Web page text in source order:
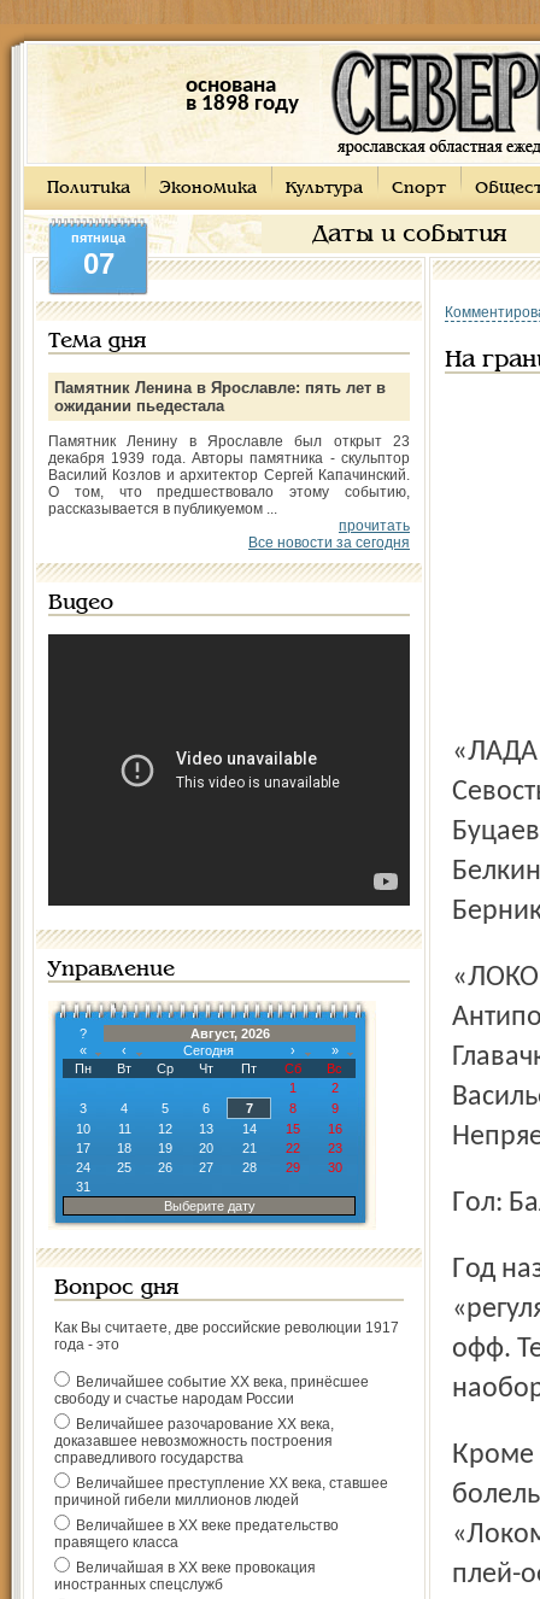
основана
в 1898 году
Политика Экономика Культура Спорт
Даты и события
пятница
07
Тема дня
Памятник Ленина в Ярославле: пять лет в
ожидании пьедестала
Памятник Ленину в Ярославле был открыт 23
декабря 1939 года. Авторы памятника - скульптор
Василий Козлов и архитектор Сергей Капачинский.
О том, что предшествовало этому событию,
рассказывается в публикуемом ...
прочитать
Все новости за сегодня
Видео
Управление
?
Август, 2026
«
‹ Сегодня ›
»
Пн
Вт Ср Чт Пт Сб
Вс
1
2
3
4 5 6 7 8
9
10
11 12 13 14 15
16
17
18 19 20 21 22
23
24
25 26 27 28 29
30
31
Выберите дату
Вопрос дня
Как Вы считаете, две российские революции 1917
года - это
Величайшее событие ХХ века, принёсшее
свободу и счастье народам России
Величайшее разочарование ХХ века,
доказавшее невозможность построения
справедливого государства
Величайшее преступление ХХ века, ставшее
причиной гибели миллионов людей
Величайшее в ХХ веке предательство
правящего класса
Величайшая в ХХ веке провокация
иностранных спецслужб
На
«ЛАДА» (12): Трвай, Баландин – Черны (2), Бойков – С.
«ЛОКОМОТИВ» (20): Подомацкий, Красоткин (6) – Жуков,
Гол:
Год назад ярославцы ни разу не обыграли Тольятти в
офф.
Кроме сравнений, невеселое настроение ярославским
плей-